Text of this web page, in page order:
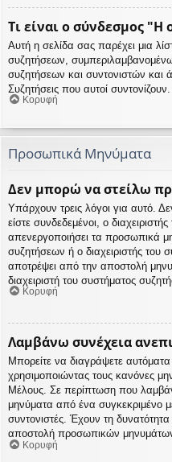
Τι είναι ο σύνδεσμος "Η
Αυτή η σελίδα σας παρέχει μια
συζητήσεων,
συζητήσεων και συντονιστών και
Συζητήσεις που αυτοί συντονίζουν.
Κορυφή
Προσωπικά Μηνύματα
Δεν μπορώ να στείλω
Υπάρχουν τρεις λόγοι για αυτό.
είστε συνδεδεμένοι, ο
απενεργοποιήσει τα προσωπικά
συζητήσεων ή ο διαχειριστής του
αποτρέψει από την αποστολή
διαχειριστή του συστήματος
Κορυφή
Λαμβάνω συνέχεια
Μπορείτε να διαγράψετε
χρησιμοποιώντας τους κανόνες
Μέλους. Σε περίπτωση που
μηνύματα από ένα συγκεκριμένο
συντονιστές. Έχουν τη
αποστολή προσωπικών
Κορυφή